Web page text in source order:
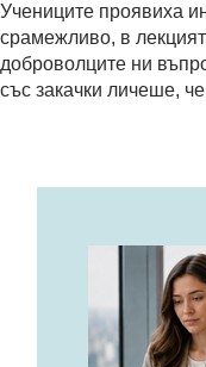
Учениците проявиха
срамежливо, в
доброволците ни
със закачки личеше,